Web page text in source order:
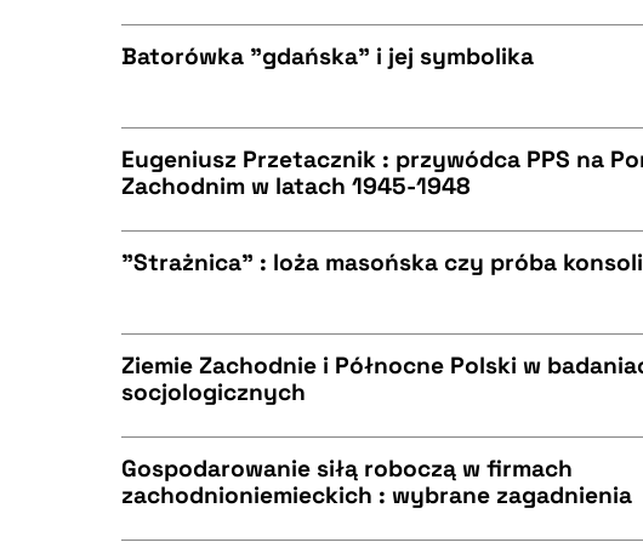
BIBTEX
BIBTEX
BIBTEX
Batorówka "gdańska" i jej symbolika
BIBTEX
Eugeniusz Przetacznik : przywódca PPS na
Zachodnim w latach 1945-1948
"Strażnica" : loża masońska czy próba
Ziemie Zachodnie i Północne Polski w
socjologicznych
Gospodarowanie siłą roboczą w firmach
zachodnioniemieckich : wybrane zagadnienia